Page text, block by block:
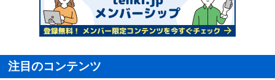
注目のコンテンツ